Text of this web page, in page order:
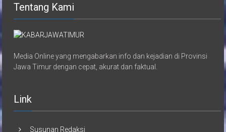
Tentang Kami
Media Online yang mengabarkan info dan kejadian di Provinsi
Jawa Timur dengan cepat, akurat dan faktual.
Link
Susunan Redaksi